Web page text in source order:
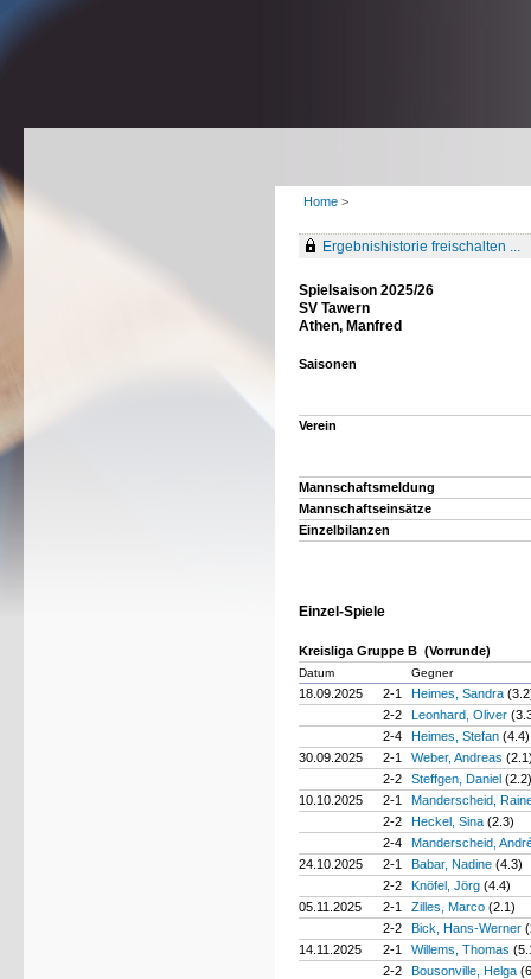
Home >
Ergebnishistorie freischalten ...
Spielsaison 2025/26
SV Tawern
Athen, Manfred
Saisonen
Verein
Mannschaftsmeldung
Mannschaftseinsätze
Einzelbilanzen
Einzel-Spiele
Kreisliga Gruppe B (Vorrunde)
Datum Gegner
18.09.2025 2-1 Heimes, Sandra
2-2
Leonhard, Oliver
2-4
Heimes, Stefan (4.4)
30.09.2025
2-1 Weber, Andreas
2-2
Steffgen, Daniel (2.2)
10.10.2025
2-1
Manderscheid,
2-2
Heckel, Sina (2.3)
2-4
Manderscheid,
24.10.2025
2-1 Babar, Nadine (4.3)
2-2
Knöfel, Jörg (4.4)
05.11.2025
2-1 Zilles, Marco (2.1)
2-2
Bick, Hans-Werner
14.11.2025
2-1 Willems, Thomas
2-2
Bousonville, Helga